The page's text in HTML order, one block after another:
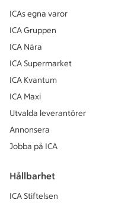
ICAs egna varor
ICA Gruppen
ICA Nära
ICA Supermarket
ICA Kvantum
ICA Maxi
Utvalda leverantörer
Annonsera
Jobba på ICA
Hållbarhet
ICA Stiftelsen